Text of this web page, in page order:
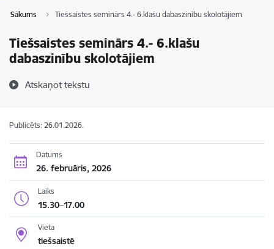
Sākums Tiešsaistes seminārs 4.- 6.klašu dabaszinību skolotājiem
Tiešsaistes seminārs 4.- 6.klašu
dabaszinību skolotājiem
Atskaņot tekstu
Publicēts: 26.01.2026.
Datums
26. februāris, 2026
Laiks
15.30–17.00
Vieta
tiešsaistē